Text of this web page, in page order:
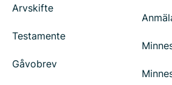
Arvskifte
Testamente
Gåvobrev